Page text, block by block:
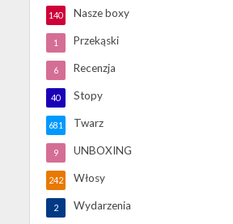
Nasze boxy
140
Przekąski
1
Recenzja
6
Stopy
40
Twarz
681
UNBOXING
9
Włosy
242
Wydarzenia
2